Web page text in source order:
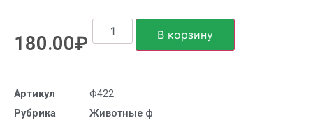
180.00₽ В корзину
Артикул
Ф422
Рубрика
Животные ф